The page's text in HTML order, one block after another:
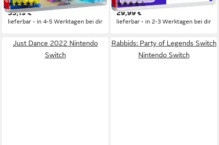
(162)
35,19 €
lieferbar - in 4-5 Werktagen bei dir
(46)
29,99 €
lieferbar - in 2-3 Werktagen bei dir
Just Dance 2022 Nintendo
Switch
Rabbids: Party of Legends Switch
Nintendo Switch